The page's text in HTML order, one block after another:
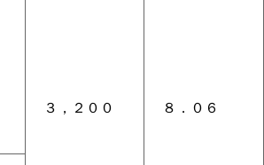
３，２００ ８．０６